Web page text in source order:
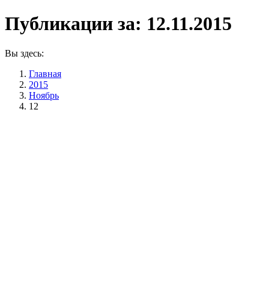
Публикации за: 12.11.2015
Вы здесь:
Главная
2015
Ноябрь
12